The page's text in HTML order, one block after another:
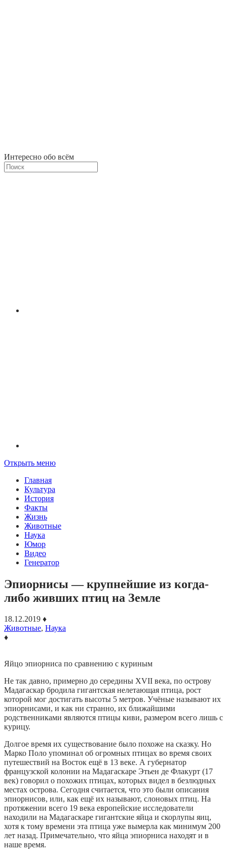
Интересно обо всём
Открыть меню
Главная
Культура
История
Факты
Жизнь
Животные
Наука
Юмор
Видео
Генератор
Эпиорнисы — крупнейшие из когда-
либо живших птиц на Земле
18.12.2019 ♦
Животные, Наука
♦
Яйцо эпиорниса по сравнению с куриным
Не так давно, примерно до середины XVII века, по острову
Мадагаскар бродила гигантская нелетающая птица, рост
которой мог достигать высоты 5 метров. Учёные называют их
эпиорнисами, и как ни странно, их ближайшими
родственниками являются птицы киви, размером всего лишь с
курицу.
Долгое время их существование было похоже на сказку. Но
Марко Поло упоминал об огромных птицах во время своих
путешествий на Восток ещё в 13 веке. А губернатор
французской колонии на Мадагаскаре Этьен де Флакурт (17
век) говорил о похожих птицах, которых видел в безлюдных
местах острова. Сегодня считается, что это были описания
эпиорнисов, или, как ещё их называют, слоновых птиц. На
протяжении всего 19 века европейские исследователи
находили на Мадагаскаре гигантские яйца и скорлупы яиц,
хотя к тому времени эта птица уже вымерла как минимум 200
лет назад. Примечательно, что яйца эпиорниса находят и в
наше время.